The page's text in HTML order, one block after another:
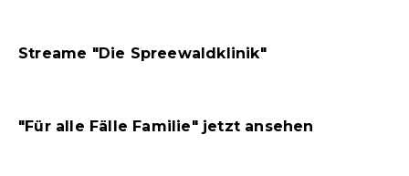
Streame "Die Spreewaldklinik"
"Für alle Fälle Familie" jetzt ansehen